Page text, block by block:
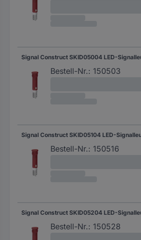
Bestell-Nr.: 150503
Bestell-Nr.: 150516
Bestell-Nr.: 150528